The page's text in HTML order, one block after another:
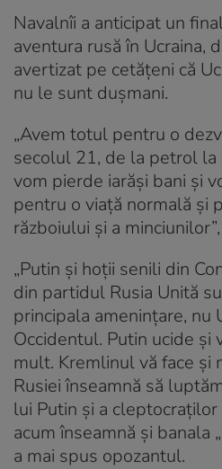
Navalnîi a anticipat un
aventura rusă în Ucraina,
avertizat pe cetățeni că
nu le sunt dușmani.
„Avem totul pentru o
secolul 21, de la petrol la
vom pierde iarăși bani și
pentru o viață normală și
războiului și a
„Putin și hoții senili din
din partidul Rusia Unită
principala amenințare, nu
Occidentul. Putin ucide și
mult. Kremlinul vă face și
Rusiei înseamnă să
lui Putin și a
acum înseamnă și banala
a mai spus opozantul.